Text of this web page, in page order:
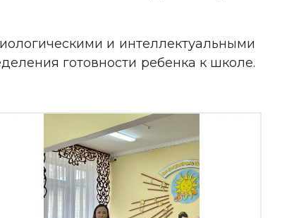
и интеллектуальными
готовности ребенка к школе.